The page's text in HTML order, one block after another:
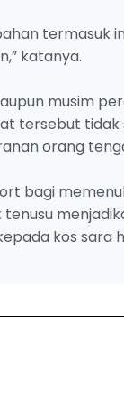
termasuk
katanya.
musim
tersebut
orang
bagi
kos sara